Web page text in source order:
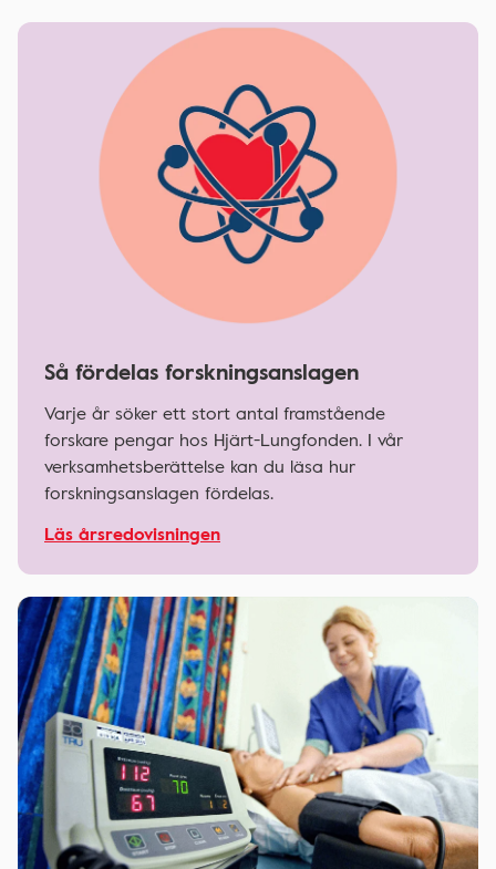
Så fördelas forskningsanslagen
Varje år söker ett stort antal framstående
forskare pengar hos Hjärt-Lungfonden. I vår
verksamhetsberättelse kan du läsa hur
forskningsanslagen fördelas.
Läs årsredovisningen